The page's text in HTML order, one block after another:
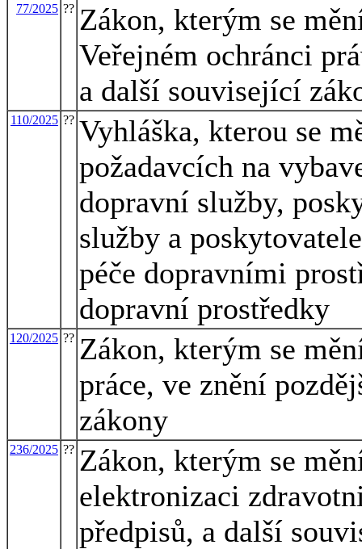
77/2025 ?? Zákon, kterým se
Veřejném ochránci
a další související
110/2025 ?? Vyhláška, kterou se
požadavcích na
dopravní služby,
služby a
péče dopravními
dopravní prostředky
120/2025 ?? Zákon, kterým se
práce, ve znění
zákony
236/2025 ?? Zákon, kterým se
elektronizaci
předpisů, a další